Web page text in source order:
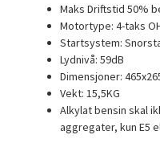
Maks Driftstid 50%
Motortype: 4-taks
Startsystem:
Lydnivå: 59dB
Dimensjoner:
Vekt: 15,5KG
Alkylat bensin skal
aggregater, kun E5